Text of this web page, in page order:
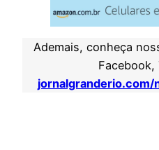
Ademais, conheça
Facebook,